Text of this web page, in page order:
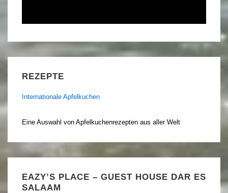
REZEPTE
Internationale Apfelkuchen
Eine Auswahl von Apfelkuchenrezepten aus aller Welt
EAZY’S PLACE – GUEST HOUSE DAR ES
SALAAM